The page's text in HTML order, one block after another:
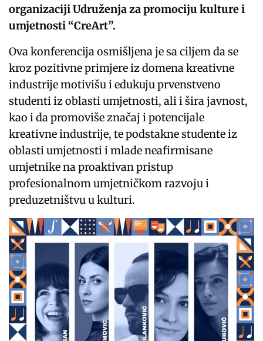
organizaciji Udruženja za promociju kulture i
umjetnosti “CreArt”.
Ova konferencija osmišljena je sa ciljem da se
kroz pozitivne primjere iz domena kreativne
industrije motivišu i edukuju prvenstveno
studenti iz oblasti umjetnosti, ali i šira javnost,
kao i da promoviše značaj i potencijale
kreativne industrije, te podstakne studente iz
oblasti umjetnosti i mlade neafirmisane
umjetnike na proaktivan pristup
profesionalnom umjetničkom razvoju i
preduzetništvu u kulturi.